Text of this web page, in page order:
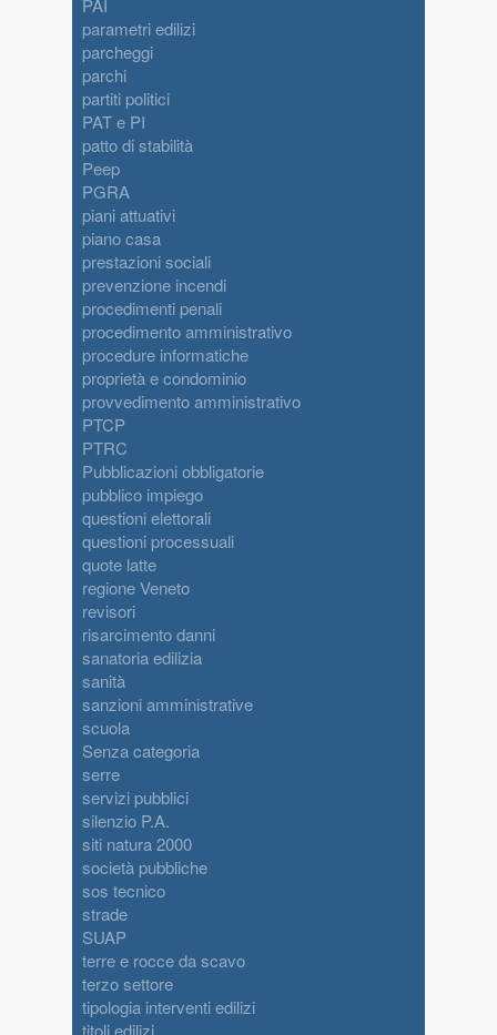
PAI
parametri edilizi
parcheggi
parchi
partiti politici
PAT e PI
patto di stabilità
Peep
PGRA
piani attuativi
piano casa
prestazioni sociali
prevenzione incendi
procedimenti penali
procedimento amministrativo
procedure informatiche
proprietà e condominio
provvedimento amministrativo
PTCP
PTRC
Pubblicazioni obbligatorie
pubblico impiego
questioni elettorali
questioni processuali
quote latte
regione Veneto
revisori
risarcimento danni
sanatoria edilizia
sanità
sanzioni amministrative
scuola
Senza categoria
serre
servizi pubblici
silenzio P.A.
siti natura 2000
società pubbliche
sos tecnico
strade
SUAP
terre e rocce da scavo
terzo settore
tipologia interventi edilizi
titoli edilizi